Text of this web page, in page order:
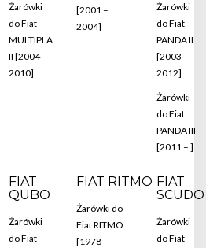
Żarówki
do Fiat
MULTIPLA
II [2004 –
2010]
[2001 –
2004]
Żarówki
do Fiat
PANDA II
[2003 –
2012]
Żarówki
do Fiat
PANDA III
[2011 – ]
FIAT
QUBO
Żarówki
do Fiat
FIAT RITMO
Żarówki do
Fiat RITMO
[1978 –
FIAT
SCUDO
Żarówki
do Fiat